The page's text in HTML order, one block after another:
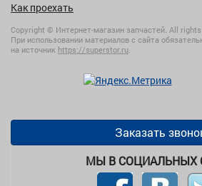
Как проехать
Copyright © Интернет-магазин запчастей. All
При использовании материалов с сайта
на источник https://superstor.ru.
Заказать
МЫ В СОЦИАЛЬНЫХ